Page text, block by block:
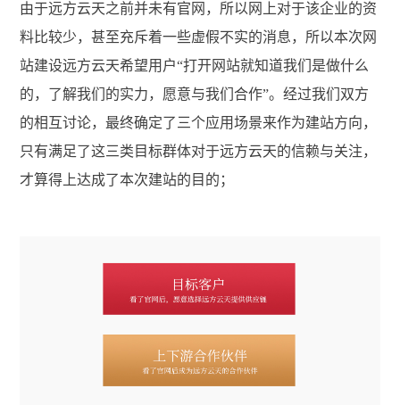
由于远方云天之前并未有官网，所以网上对于该企业的资
料比较少，甚至充斥着一些虚假不实的消息，所以本次网
站建设远方云天希望用户“打开网站就知道我们是做什么
的，了解我们的实力，愿意与我们合作”。经过我们双方
的相互讨论，最终确定了三个应用场景来作为建站方向，
只有满足了这三类目标群体对于远方云天的信赖与关注，
才算得上达成了本次建站的目的；